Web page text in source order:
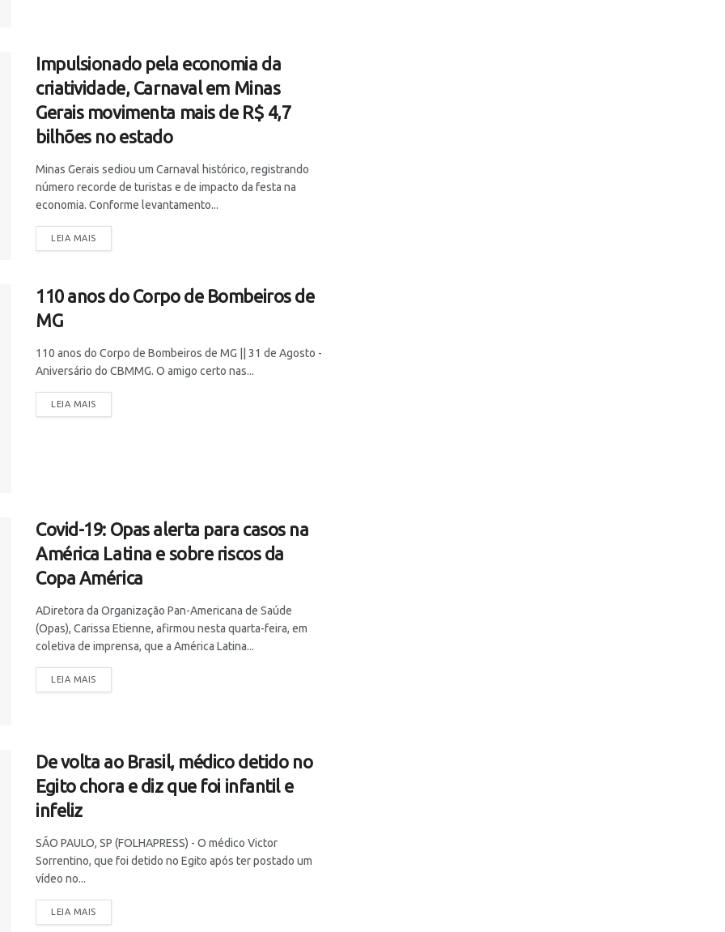
Impulsionado pela economia da
criatividade, Carnaval em Minas
Gerais movimenta mais de R$ 4,7
bilhões no estado
Minas Gerais sediou um Carnaval histórico, registrando
número recorde de turistas e de impacto da festa na
economia. Conforme levantamento...
LEIA MAIS
110 anos do Corpo de Bombeiros de
MG
110 anos do Corpo de Bombeiros de MG || 31 de Agosto -
Aniversário do CBMMG. O amigo certo nas...
LEIA MAIS
Covid-19: Opas alerta para casos na
América Latina e sobre riscos da
Copa América
ADiretora da Organização Pan-Americana de Saúde
(Opas), Carissa Etienne, afirmou nesta quarta-feira, em
coletiva de imprensa, que a América Latina...
LEIA MAIS
De volta ao Brasil, médico detido no
Egito chora e diz que foi infantil e
infeliz
SÃO PAULO, SP (FOLHAPRESS) - O médico Victor
Sorrentino, que foi detido no Egito após ter postado um
vídeo no...
LEIA MAIS